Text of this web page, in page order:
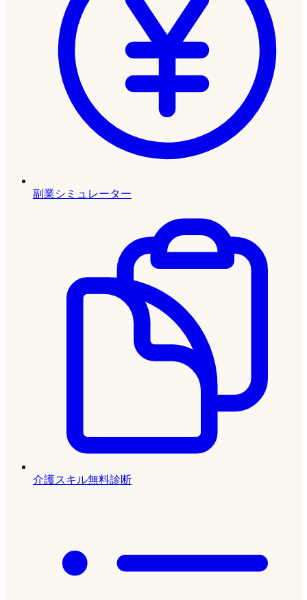
副業シミュレーター
介護スキル無料診断